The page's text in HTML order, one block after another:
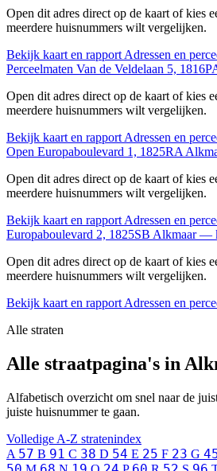
Open dit adres direct op de kaart of kies
meerdere huisnummers wilt vergelijken.
Bekijk kaart en rapport Adressen en
Perceelmaten Van de Veldelaan 5,
Open dit adres direct op de kaart of kies
meerdere huisnummers wilt vergelijken.
Bekijk kaart en rapport Adressen en
Open Europaboulevard 1, 1825RA
Open dit adres direct op de kaart of kies
meerdere huisnummers wilt vergelijken.
Bekijk kaart en rapport Adressen en
Europaboulevard 2, 1825SB Alkmaar —
Open dit adres direct op de kaart of kies
meerdere huisnummers wilt vergelijken.
Bekijk kaart en rapport Adressen en
Alle straten
Alle straatpagina's in
Alfabetisch overzicht om snel naar de
juiste huisnummer te gaan.
Volledige A-Z stratenindex
A 57 B 91 C 38 D 54 E 25 F 23 G